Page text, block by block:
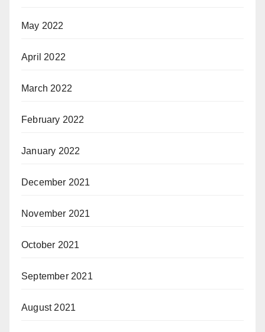
May 2022
April 2022
March 2022
February 2022
January 2022
December 2021
November 2021
October 2021
September 2021
August 2021